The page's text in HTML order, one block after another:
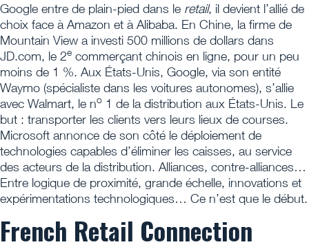
Google entre de plain-pied dans le retail, il devient l’allié de
choix face à Amazon et à Alibaba. En Chine, la firme de
Mountain View a investi 500 millions de dollars dans
JD.com, le 2e commerçant chinois en ligne, pour un peu
moins de 1 %. Aux États-Unis, Google, via son entité
Waymo (spécialiste dans les voitures autonomes), s’allie
avec Walmart, le no 1 de la distribution aux États-Unis. Le
but : transporter les clients vers leurs lieux de courses.
Microsoft annonce de son côté le déploiement de
technologies capables d’éliminer les caisses, au service
des acteurs de la distribution. Alliances, contre-alliances…
Entre logique de proximité, grande échelle, innovations et
expérimentations technologiques… Ce n’est que le début.
French Retail Connection